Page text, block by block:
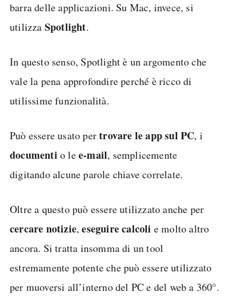
barra delle applicazioni. Su Mac, invece, si
utilizza Spotlight.
In questo senso, Spotlight è un argomento che
vale la pena approfondire perché è ricco di
utilissime funzionalità.
Può essere usato pertrovare le app sul PC, i
documenti o lee-mail, semplicemente
digitando alcune parole chiave correlate.
Oltre a questo può essere utilizzato anche per
cercare notizie,eseguire calcoli e molto altro
ancora. Si tratta insomma di un tool
estremamente potente che può essere utilizzato
per muoversi all’interno del PC e del web a 360°.